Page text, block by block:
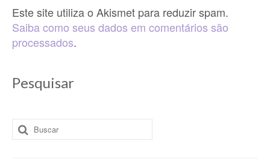
Este site utiliza o Akismet para reduzir spam.
Saiba como seus dados em comentários são
processados.
Pesquisar
Buscar
por: